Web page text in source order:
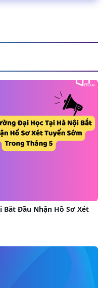
Thế Thái
đánh giá năng lực: 119
Bắt Đầu Nhận Hồ Sơ Xét